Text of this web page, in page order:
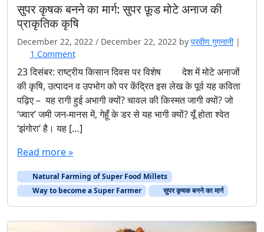
सुपर कृषक बनने का मार्ग: सुपर फ़ूड मोटे अनाज की
प्राकृतिक कृषि
December 22, 2022 / December 22, 2022 by प्रवीण गुगनानी |
1 Commento
n
सु
प
र
कृ
ने
का
23 दिसंबर: राष्ट्रीय किसान दिवस पर विशेष देश में मोटे अनाजों
की कृषि, उत्पादन व उपभोग को पर केंद्रित इस लेख के पूर्व यह कविता
पढ़िए – यह रागी हुई अभागी क्यों? चावल की किस्मत जागी क्यों? जो
‘ज्वार’ जमी जन-मानस में, गेहूँ के डर से यह भागी क्यों? यूँ होता श्वेत
‘झंगोरा’ है। यह […]
Read more »
Natural Farming of Super Food Millets
Way to become a Super Farmer
सुपर कृषक बनने का मार्ग